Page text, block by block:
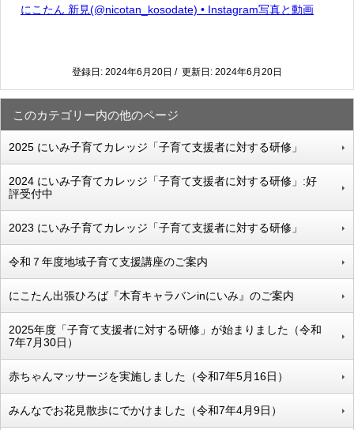
にこたん 新見(@nicotan_kosodate) • Instagram写真と動画
登録日: 2024年6月20日 / 更新日: 2024年6月20日
このカテゴリー内の他のページ
2025 にいみ子育てカレッジ「子育て支援者に対する研修」
2024 にいみ子育てカレッジ「子育て支援者に対する研修」:好
評受付中
2023 にいみ子育てカレッジ「子育て支援者に対する研修」
令和７年度地域子育て支援講座のご案内
にこたん出張ひろば『木育キャラバンinにいみ』のご案内
2025年度「子育て支援者に対する研修」が始まりました（令和
7年7月30日）
赤ちゃんマッサージを実施しました（令和7年5月16日）
みんなでお花見散歩にでかけました（令和7年4月9日）